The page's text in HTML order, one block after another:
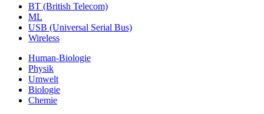
BT (British Telecom)
ML
USB (Universal Serial Bus)
Wireless
Human-Biologie
Physik
Umwelt
Biologie
Chemie